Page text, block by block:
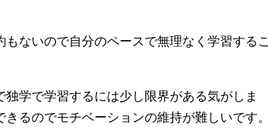
ないので自分のペースで無理なく学習するこ
学で学習するには少し限界がある気がしま
るのでモチベーションの維持が難しいです。